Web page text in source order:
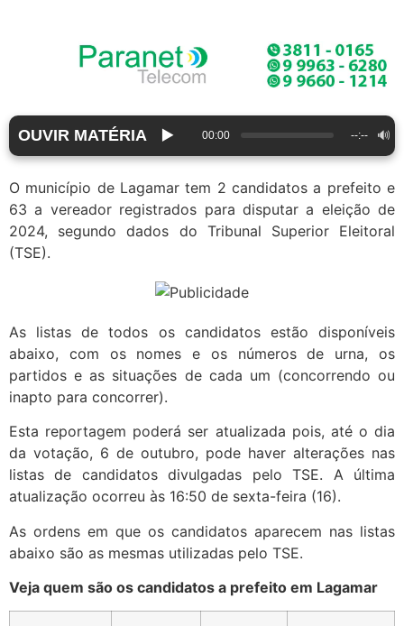
OUVIR MATÉRIA ▶️ 00:00 --:-- 🔊
O município de Lagamar tem 2 candidatos a prefeito e
63 a vereador registrados para disputar a eleição de
2024, segundo dados do Tribunal Superior Eleitoral
(TSE).
As listas de todos os candidatos estão disponíveis
abaixo, com os nomes e os números de urna, os
partidos e as situações de cada um (concorrendo ou
inapto para concorrer).
Esta reportagem poderá ser atualizada pois, até o dia
da votação, 6 de outubro, pode haver alterações nas
listas de candidatos divulgadas pelo TSE. A última
atualização ocorreu às 16:50 de sexta-feira (16).
As ordens em que os candidatos aparecem nas listas
abaixo são as mesmas utilizadas pelo TSE.
Veja quem são os candidatos a prefeito em Lagamar